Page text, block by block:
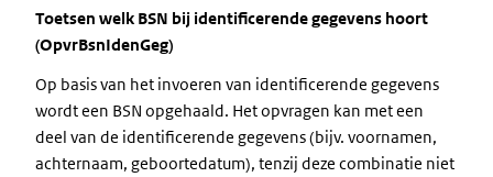
Toetsen welk BSN bij identificerende gegevens hoort
(OpvrBsnIdenGeg)
Op basis van het invoeren van identificerende gegevens
wordt een BSN opgehaald. Het opvragen kan met een
deel van de identificerende gegevens (bijv. voornamen,
achternaam, geboortedatum), tenzij deze combinatie niet